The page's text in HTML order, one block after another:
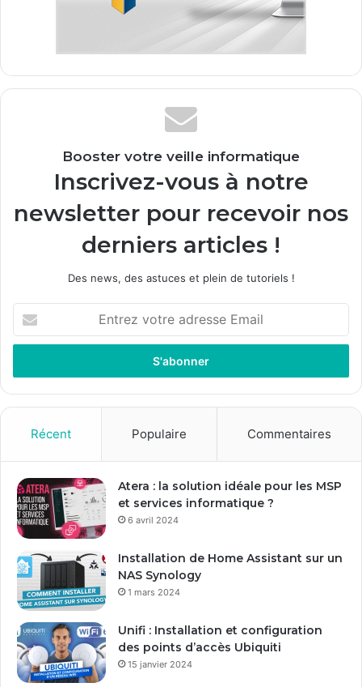
Booster votre veille informatique
Inscrivez-vous à notre
newsletter pour recevoir nos
derniers articles !
Des news, des astuces et plein de tutoriels !
t
e
z
r
e
a
d
s
e
m
a
Récent Populaire Commentaires
Atera : la solution idéale pour les MSP
et services informatique ?
6 avril 2024
Installation de Home Assistant sur un
NAS Synology
1 mars 2024
Unifi : Installation et configuration
des points d’accès Ubiquiti
15 janvier 2024